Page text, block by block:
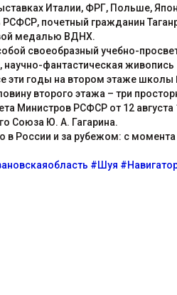
Италии, ФРГ, Польше,
почетный гражданин
медалью ВДНХ.
своеобразный учебно-
научно-фантастическая
эти годы на втором этаже школы
второго этажа – три
Министров РСФСР от 12
Союза Ю. А. Гагарина.
в России и за рубежом: с
#Шуя